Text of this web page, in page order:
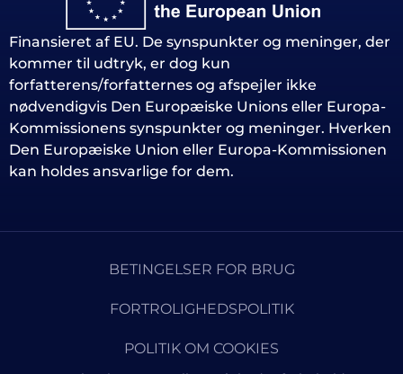
Finansieret af EU. De synspunkter og meninger, der
kommer til udtryk, er dog kun
forfatterens/forfatternes og afspejler ikke
nødvendigvis Den Europæiske Unions eller Europa-
Kommissionens synspunkter og meninger. Hverken
Den Europæiske Union eller Europa-Kommissionen
kan holdes ansvarlige for dem.
BETINGELSER FOR BRUG
FORTROLIGHEDSPOLITIK
POLITIK OM COOKIES